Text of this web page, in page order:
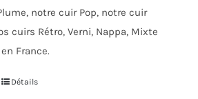
notre cuir Pop, notre cuir
cuirs Rétro, Verni, Nappa, Mixte
France.
CeDétails